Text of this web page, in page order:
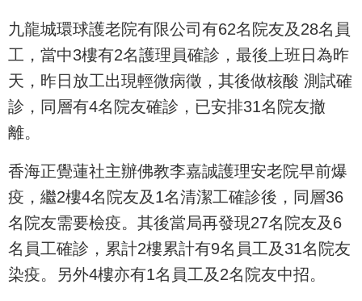
九龍城環球護老院有限公司有62名院友及28名員
工，當中3樓有2名護理員確診，最後上班日為昨
天，昨日放工出現輕微病徵，其後做核酸 測試確
診，同層有4名院友確診，已安排31名院友撤
離。
香海正覺蓮社主辦佛教李嘉誠護理安老院早前爆
疫，繼2樓4名院友及1名清潔工確診後，同層36
名院友需要檢疫。其後當局再發現27名院友及6
名員工確診，累計2樓累計有9名員工及31名院友
染疫。另外4樓亦有1名員工及2名院友中招。